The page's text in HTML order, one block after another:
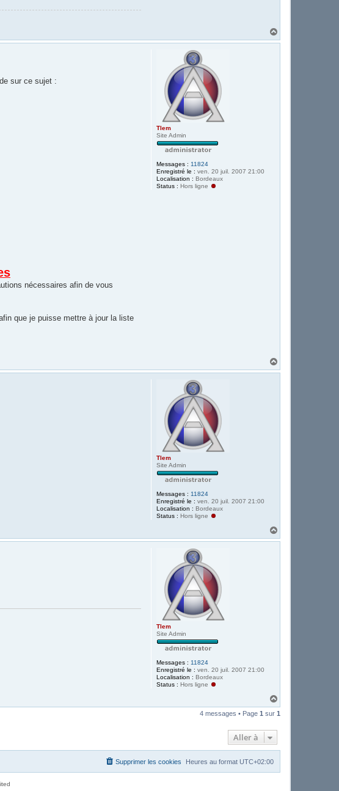
a
Tlem
Site Admin
Messages : 11824
Enregistré le : ven. 20 juil. 2007 21:00
Localisation : Bordeaux
Status : Hors ligne
sur ce sujet :
nécessaires afin de vous
que je puisse mettre à jour la liste
a
Tlem
Site Admin
Messages : 11824
Enregistré le : ven. 20 juil. 2007 21:00
Localisation : Bordeaux
Status : Hors ligne
a
Tlem
Site Admin
Messages : 11824
Enregistré le : ven. 20 juil. 2007 21:00
Localisation : Bordeaux
Status : Hors ligne
a
u
4 messages • Page 1 sur 1
Aller à
Heures au format UTC+02:00
Supprimer les cookies